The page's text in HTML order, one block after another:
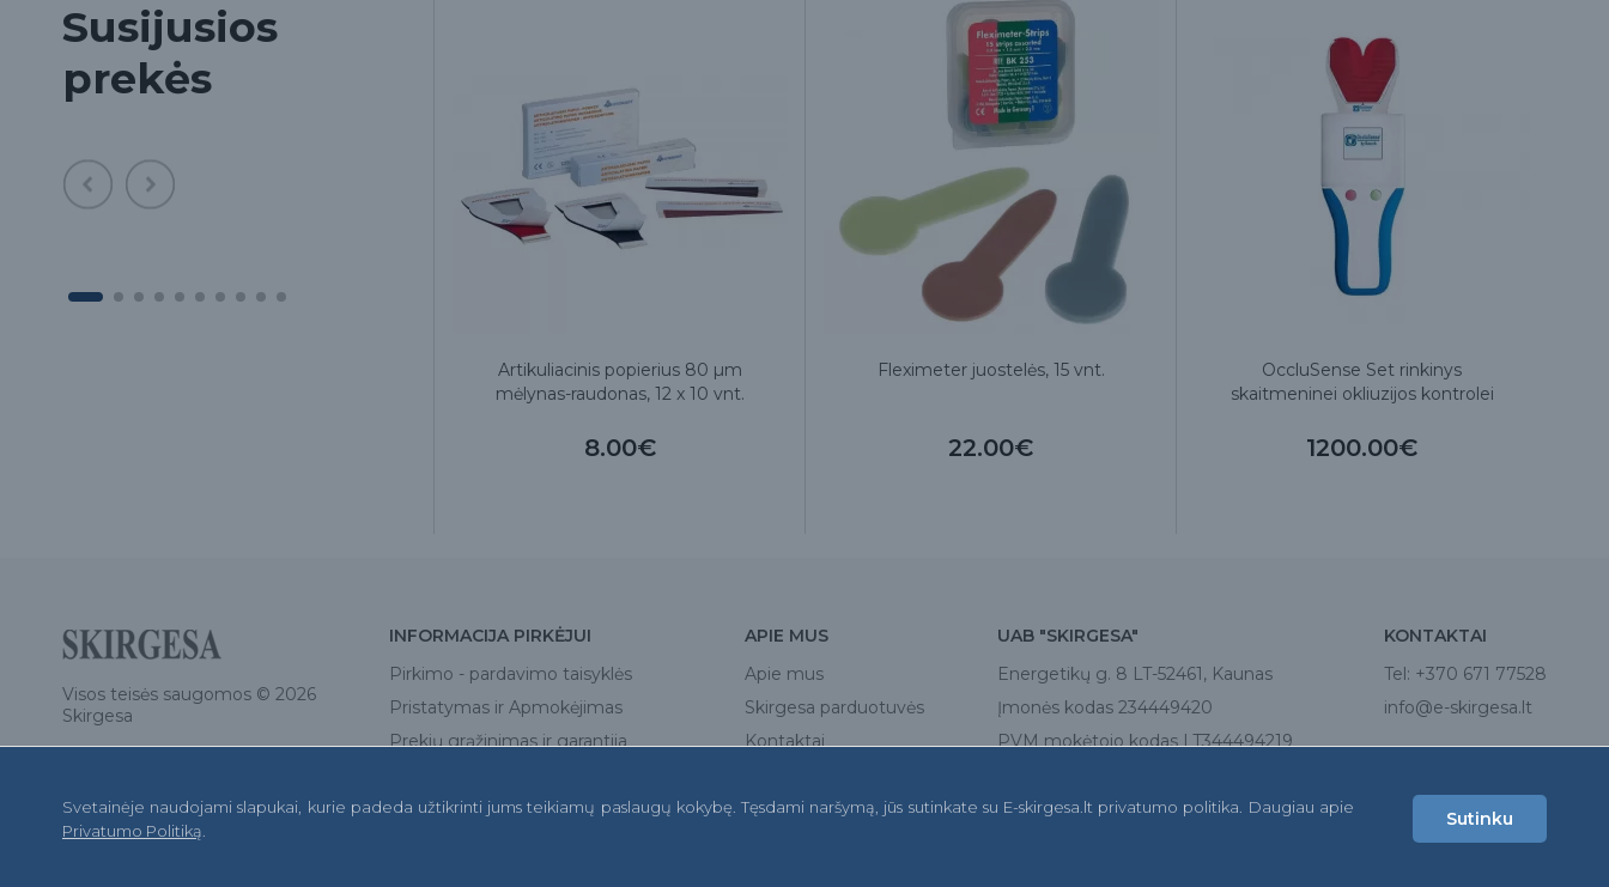
Susijusios
prekės
Artikuliacinis popierius 80 µm
mėlynas-raudonas, 12 x 10 vnt.
8.00€
Fleximeter juostelės, 15 vnt.
22.00€
OccluSense Set rinkinys
skaitmeninei okliuzijos kontrolei
1200.00€
Visos teisės saugomos © 2026
Skirgesa
INFORMACIJA PIRKĖJUI
Pirkimo - pardavimo taisyklės
Pristatymas ir Apmokėjimas
Prekių grąžinimas ir garantija
D.U.K.
APIE MUS
Apie mus
Skirgesa parduotuvės
Kontaktai
UAB "SKIRGESA"
Energetikų g. 8 LT-52461, Kaunas
Įmonės kodas 234449420
PVM mokėtojo kodas LT344494219
KONTAKTAI
Tel: +370 671 77528
info@e-skirgesa.lt
Svetainėje naudojami slapukai, kurie padeda užtikrinti jums teikiamų paslaugų kokybę. Tęsdami naršymą, jūs sutinkate su E-skirgesa.lt privatumo politika. Daugiau apie
Privatumo Politiką
Sutinku